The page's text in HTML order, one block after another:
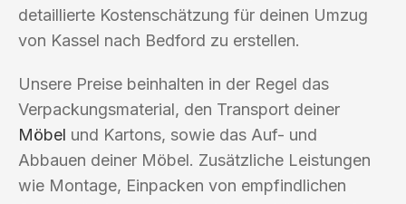
detaillierte Kostenschätzung für deinen Umzug
von Kassel nach Bedford zu erstellen.
Unsere Preise beinhalten in der Regel das
Verpackungsmaterial, den Transport deiner
Möbel und Kartons, sowie das Auf- und
Abbauen deiner Möbel. Zusätzliche Leistungen
wie Montage, Einpacken von empfindlichen